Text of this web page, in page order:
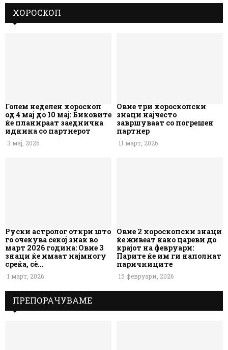
ХОРОСКОП
Голем неделен хороскоп
од 4 мај до 10 мај: Биковите
ќе планираат заедничка
иднина со партнерот
3 мај, 2026
Овие три хороскопски
знаци најчесто
завршуваат со погрешен
партнер
11 март, 2026
Руски астролог откри што
го очекува секој знак во
март 2026 година: Овие 3
знаци ќе имаат најмногу
среќа, сè...
1 март, 2026
Овие 2 хороскопски знаци
ќе живеат како цареви до
крајот на февруари:
Парите ќе им ги наполнат
паричниците
15 февруари, 2026
ПРЕПОРАЧУВАМЕ